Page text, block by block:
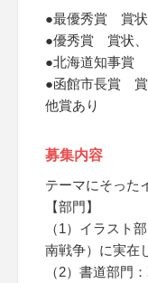
●最優秀賞 賞状
●優秀賞 賞状
●北海道知事賞
●函館市長賞 賞
他賞あり
募集内容
テーマにそった
【部門】
（1）イラスト
南戦争）に実在
（2）書道部門